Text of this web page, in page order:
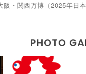
・関西万博（2025年日
PHOTO